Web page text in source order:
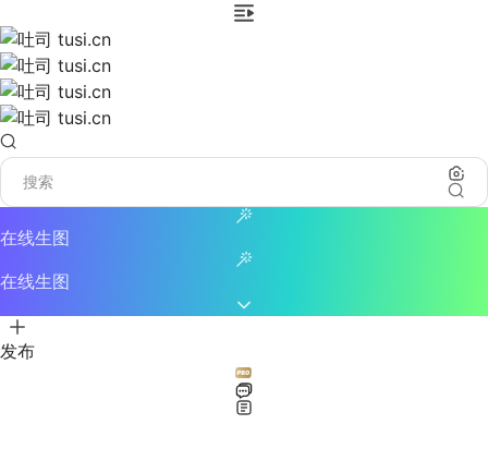
在线生图
在线生图
发布